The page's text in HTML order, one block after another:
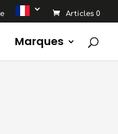
Articles 0
Marques